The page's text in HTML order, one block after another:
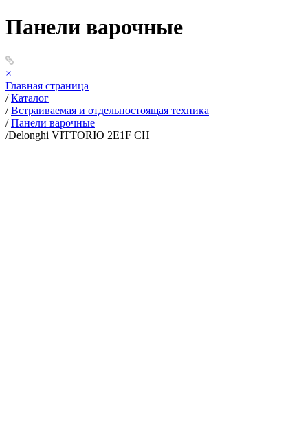
Панели варочные
×
Главная страница
/ Каталог
/ Встраиваемая и отдельностоящая техника
/ Панели варочные
/Delonghi VITTORIO 2E1F CH